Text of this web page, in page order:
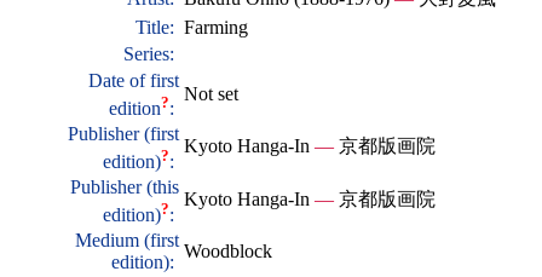
Title: Farming
Series:
Date of first
edition?:
Not set
Publisher (first
edition)?:
Kyoto Hanga-In — 京都版画院
Publisher (this
edition)?:
Kyoto Hanga-In — 京都版画院
Medium (first
edition):
Woodblock